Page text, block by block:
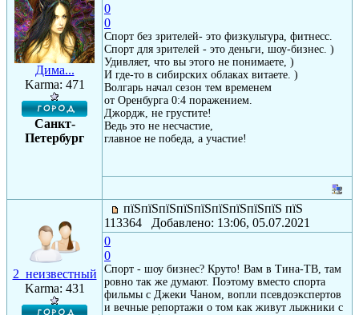
Дима...
Karma: 471
Санкт-
Петербург
0
0
Спорт без зрителей- это физкультура, фитнесс.
Спорт для зрителей - это деньги, шоу-бизнес. )
Удивляет, что вы этого не понимаете, )
И где-то в сибирских облаках витаете. )
Волгарь начал сезон тем временем
от Оренбурга 0:4 поражением.
Джордж, не грустите!
Ведь это не несчастие,
главное не победа, а участие!
2_неизвестный
Karma: 431
пїЅпїЅпїЅпїЅпїЅпїЅпїЅпїЅпїЅ пїЅ
113364 Добавлено: 13:06, 05.07.2021
0
0
Спорт - шоу бизнес? Круто! Вам в Тина-ТВ, там
ровно так же думают. Поэтому вместо спорта
фильмы с Джеки Чаном, вопли псевдоэкспертов
и вечные репортажи о том как живут лыжники с